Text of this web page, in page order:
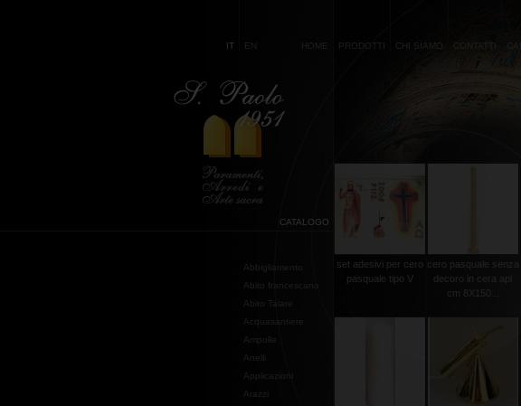
IT EN HOME PRODOTTI CHI SIAMO CONTATTI
CATALOGO
Abbigliamento
Abito francescano
Abito Talare
Acquasantiere
Ampolle
Anelli
Applicazioni
Arazzi
set adesivi per cero
pasquale tipo V
cero pasquale senza
decoro in cera api
cm 8X150...